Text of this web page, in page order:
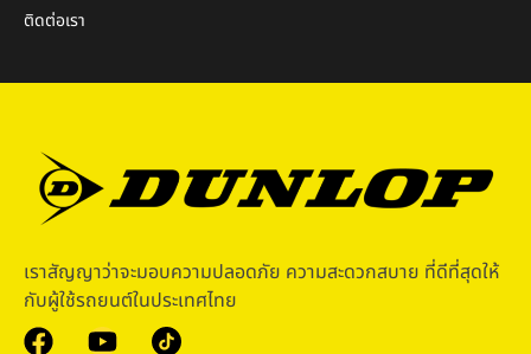
เราสัญญาว่าจะมอบความปลอดภัย ความสะดวกสบาย ที่ดีที่สุดให้
กับผู้ใช้รถยนต์ในประเทศไทย
ติดต่อเรา